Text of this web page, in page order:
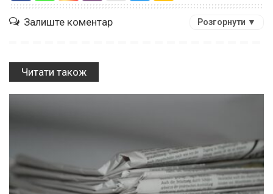
Залиште коментар Розгорнути ▼
Читати також